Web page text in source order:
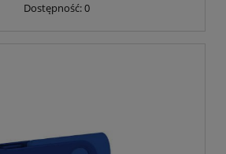
Dostępność:0